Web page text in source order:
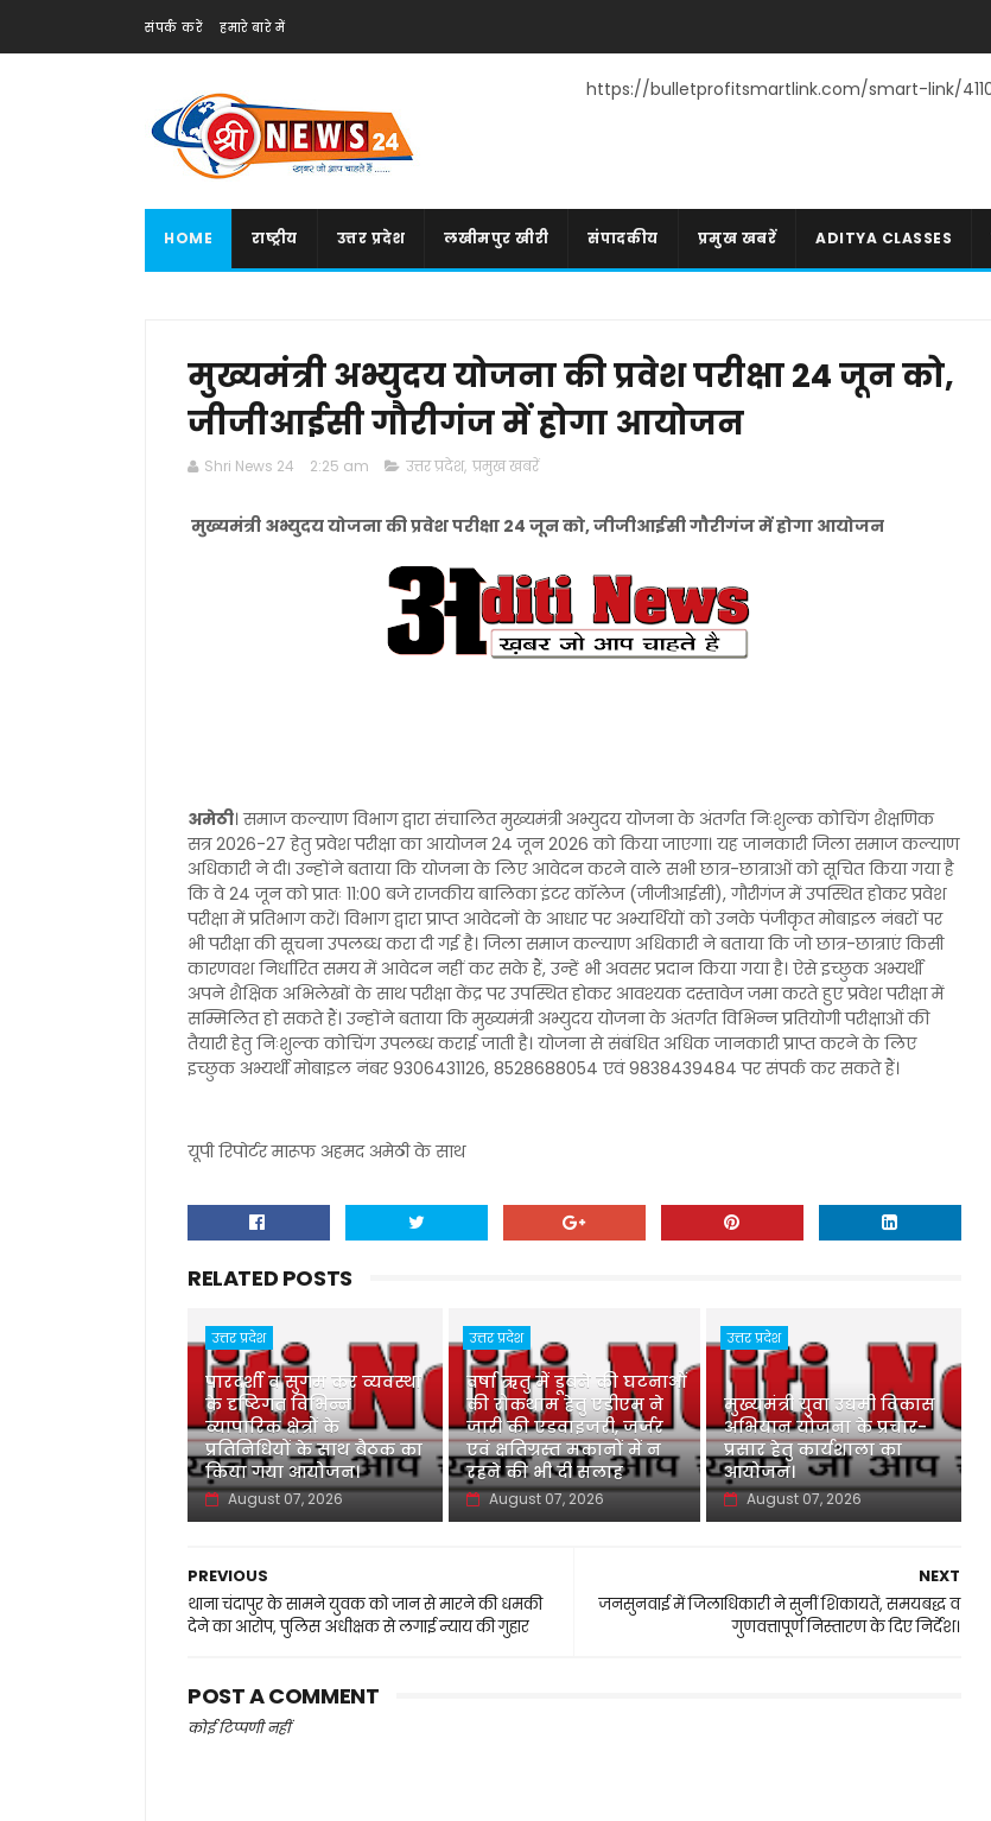
संपर्क करें हमारे बारे में
https://bulletprofitsmartlink.com/smart-link/
HOME राष्ट्रीय उत्तर प्रदेश लखीमपुर खीरी संपादकीय प्रमुख खबरें ADITYA CLASSES
मुख्यमंत्री अभ्युदय योजना की प्रवेश परीक्षा 24 जून को,
जीजीआईसी गौरीगंज में होगा आयोजन
Shri News 24 2:25 am उत्तर प्रदेश, प्रमुख खबरें
मुख्यमंत्री अभ्युदय योजना की प्रवेश परीक्षा 24 जून को, जीजीआईसी गौरीगंज में होगा आयोजन
अमेठी। समाज कल्याण विभाग द्वारा संचालित मुख्यमंत्री अभ्युदय योजना के अंतर्गत निःशुल्क कोचिंग शैक्षणिक
सत्र 2026-27 हेतु प्रवेश परीक्षा का आयोजन 24 जून 2026 को किया जाएगा। यह जानकारी जिला समाज कल्याण
अधिकारी ने दी। उन्होंने बताया कि योजना के लिए आवेदन करने वाले सभी छात्र-छात्राओं को सूचित किया गया है
कि वे 24 जून को प्रातः 11:00 बजे राजकीय बालिका इंटर कॉलेज (जीजीआईसी), गौरीगंज में उपस्थित होकर प्रवेश
परीक्षा में प्रतिभाग करें। विभाग द्वारा प्राप्त आवेदनों के आधार पर अभ्यर्थियों को उनके पंजीकृत मोबाइल नंबरों पर
भी परीक्षा की सूचना उपलब्ध करा दी गई है। जिला समाज कल्याण अधिकारी ने बताया कि जो छात्र-छात्राएं किसी
कारणवश निर्धारित समय में आवेदन नहीं कर सके हैं, उन्हें भी अवसर प्रदान किया गया है। ऐसे इच्छुक अभ्यर्थी
अपने शैक्षिक अभिलेखों के साथ परीक्षा केंद्र पर उपस्थित होकर आवश्यक दस्तावेज जमा करते हुए प्रवेश परीक्षा में
सम्मिलित हो सकते हैं। उन्होंने बताया कि मुख्यमंत्री अभ्युदय योजना के अंतर्गत विभिन्न प्रतियोगी परीक्षाओं की
तैयारी हेतु निःशुल्क कोचिंग उपलब्ध कराई जाती है। योजना से संबंधित अधिक जानकारी प्राप्त करने के लिए
इच्छुक अभ्यर्थी मोबाइल नंबर 9306431126, 8528688054 एवं 9838439484 पर संपर्क कर सकते हैं।
यूपी रिपोर्टर मारूफ अहमद अमेठी के साथ
RELATED POSTS
उत्तर प्रदेश
पारदर्शी व सुगम कर व्यवस्था
के दृष्टिगत विभिन्न
व्यापारिक क्षेत्रों के
प्रतिनिधियों के साथ बैठक का
किया गया आयोजन।
August 07, 2026
उत्तर प्रदेश
वर्षा ऋतु में डूबने की घटनाओं
की रोकथाम हेतु एडीएम ने
जारी की एडवाइजरी, जर्जर
एवं क्षतिग्रस्त मकानों में न
रहने की भी दी सलाह
August 07, 2026
उत्तर प्रदेश
मुख्यमंत्री युवा उद्यमी विकास
अभियान योजना के प्रचार-
प्रसार हेतु कार्यशाला का
आयोजन।
August 07, 2026
NEXT
जनसुनवाई में जिलाधिकारी ने सुनीं शिकायतें, समयबद्ध व
गुणवत्तापूर्ण निस्तारण के दिए निर्देश।
PREVIOUS
थाना चंदापुर के सामने युवक को जान से मारने की धमकी
देने का आरोप, पुलिस अधीक्षक से लगाई न्याय की गुहार
POST A COMMENT
कोई टिप्पणी नहीं